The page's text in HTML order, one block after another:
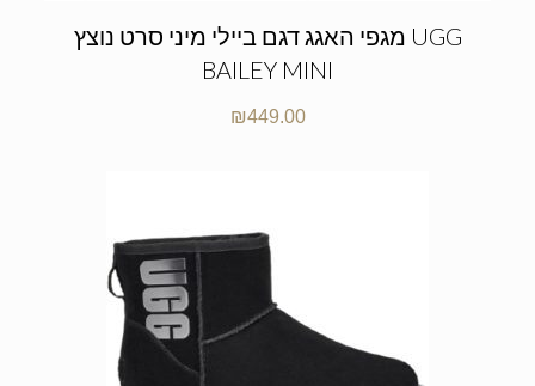
מגפי האגג דגם ביילי מיני סרט נוצץ UGG
BAILEY MINI
₪449.00